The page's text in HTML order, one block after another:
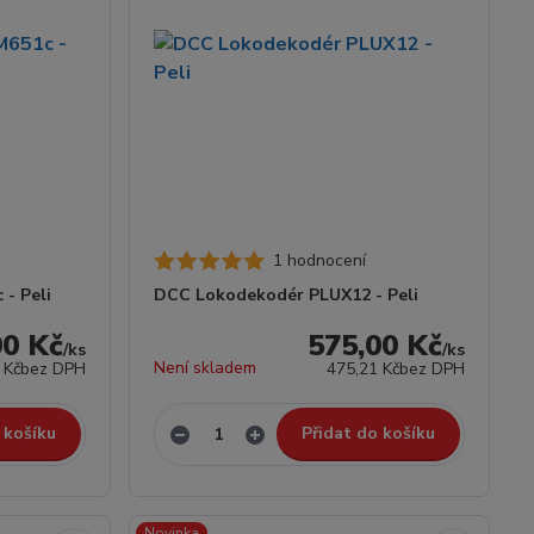
- Peli
Kč/ks
bez DPH
1 hodnocení
DCC Lokodekodér PLUX12 - Peli
575,00 Kč/ks
475,21 Kčbez DPH
Není skladem
Přidat do košíku